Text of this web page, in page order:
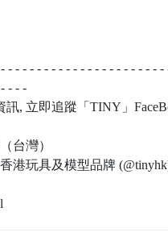
- - - - - - - - - - - - - - - - - - - - - -
- - -
, 立即追蹤「TINY」
台灣）
港玩具及模型品牌